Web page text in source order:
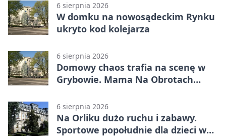
6 sierpnia 2026
W domku na nowosądeckim Rynku
ukryto kod kolejarza
6 sierpnia 2026
Domowy chaos trafia na scenę w
Grybowie. Mama Na Obrotach
6 sierpnia 2026
Na Orliku dużo ruchu i zabawy.
Sportowe popołudnie dla dzieci w